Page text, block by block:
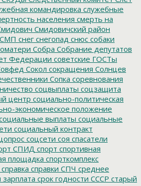
командировка служебные
населения смерть на
Смидовичский район
СМП снег снегопад снюс собаки
Собра Собрание депутатов
Федерации советские ГОСТы
Сокол сокращения Солнцев
Сопка соревнования
соцвыплаты соцзащита
центр социально-политическая
экономическое положение
выплаты социальные
социальный контракт
соцсети соя спасатели
СПИД спорт спортивная
площадка спорткомплекс
справка справки СПЧ среднее
срок годности СССР старый